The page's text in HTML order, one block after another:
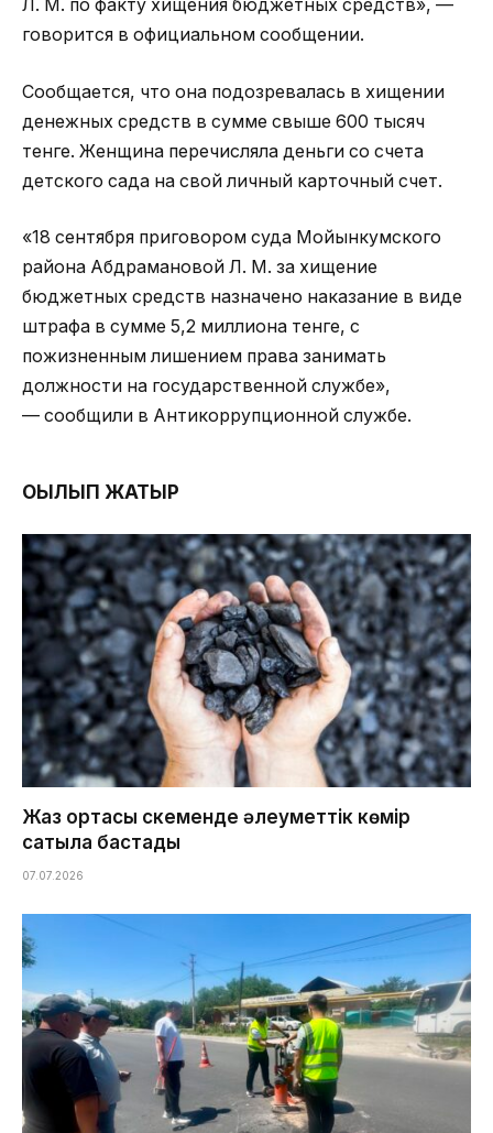
Л. М. по факту хищения бюджетных средств», —
говорится в официальном сообщении.
Сообщается, что она подозревалась в хищении
денежных средств в сумме свыше 600 тысяч
тенге. Женщина перечисляла деньги со счета
детского сада на свой личный карточный счет.
«18 сентября приговором суда Мойынкумского
района Абдрамановой Л. М. за хищение
бюджетных средств назначено наказание в виде
штрафа в сумме 5,2 миллиона тенге, с
пожизненным лишением права занимать
должности на государственной службе»,
— сообщили в Антикоррупционной службе.
ОҚЫЛЫП ЖАТЫР
Жаз ортасы Өскеменде әлеуметтік көмір
сатыла бастады
07.07.2026